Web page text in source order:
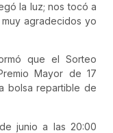
la luz; nos tocó a
agradecidos yo
que el Sorteo
Mayor de 17
bolsa repartible de
junio a las 20:00